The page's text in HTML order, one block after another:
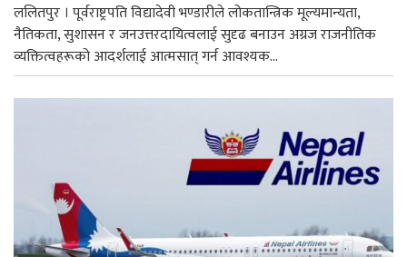
ललितपुर । पूर्वराष्ट्रपति विद्यादेवी भण्डारीले लोकतान्त्रिक मूल्यमान्यता,
नैतिकता, सुशासन र जनउत्तरदायित्वलाई सुदृढ बनाउन अग्रज राजनीतिक
व्यक्तित्वहरूको आदर्शलाई आत्मसात् गर्न आवश्यक...